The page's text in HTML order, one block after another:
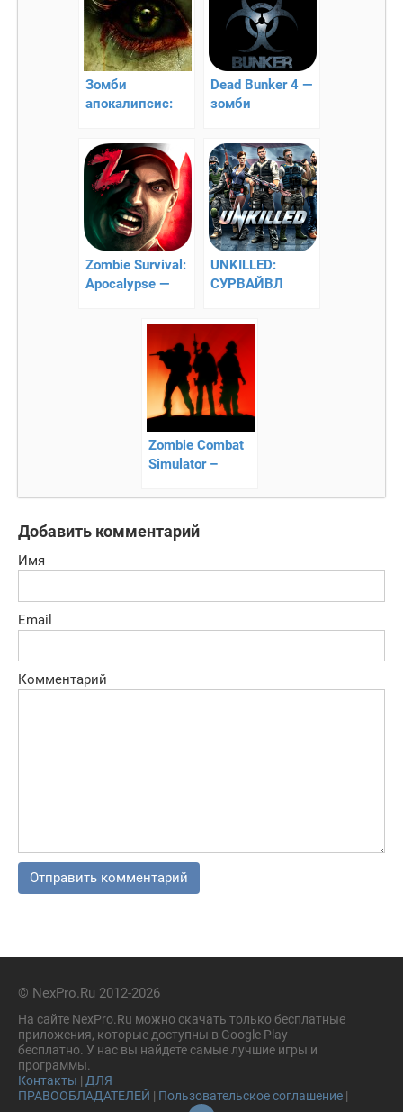
Зомби
апокалипсис:
Dead Bunker 4 —
зомби
Zombie Survival:
Apocalypse —
UNKILLED:
СУРВАЙВЛ
поборите
эпидемию
Zombie Combat
Simulator –
Добавить комментарий
Имя
Email
Комментарий
© NexPro.Ru 2012-2026
На сайте NexPro.Ru можно скачать только бесплатные
приложения, которые доступны в Google Play
бесплатно. У нас вы найдете самые лучшие игры и
программы.
Контакты | ДЛЯ
ПРАВООБЛАДАТЕЛЕЙ | Пользовательское соглашение |